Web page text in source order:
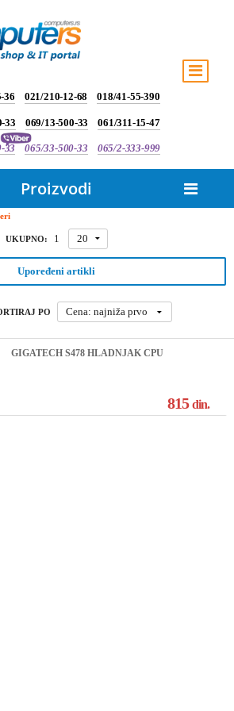
36 021/210-12-68 018/41-55-390
33 069/13-500-33 061/311-15-47
33 065/33-500-33 065/2-333-999
Proizvodi
UKUPNO: 1 20
Upoređeni artikli
PO Cena: najniža prvo
GIGATECH S478 HLADNJAK CPU
815din.